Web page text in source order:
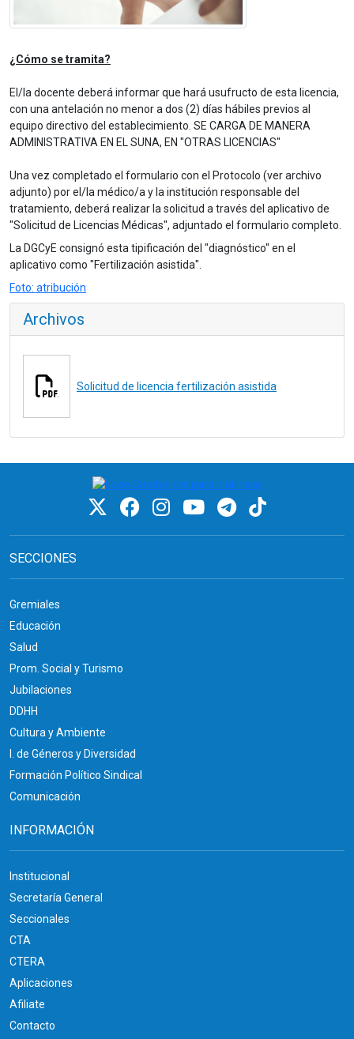
¿Cómo se tramita?
El/la docente deberá informar que hará usufructo de esta licencia,
con una antelación no menor a dos (2) días hábiles previos al
equipo directivo del establecimiento. SE CARGA DE MANERA
ADMINISTRATIVA EN EL SUNA, EN "OTRAS LICENCIAS"
Una vez completado el formulario con el Protocolo (ver archivo
adjunto) por el/la médico/a y la institución responsable del
tratamiento, deberá realizar la solicitud a través del aplicativo de
"Solicitud de Licencias Médicas", adjuntado el formulario completo.
La DGCyE consignó esta tipificación del "diagnóstico" en el
aplicativo como "Fertilización asistida".
Foto: atribución
Archivos
Solicitud de licencia fertilización asistida
SECCIONES
Gremiales
Educación
Salud
Prom. Social y Turismo
Jubilaciones
DDHH
Cultura y Ambiente
I. de Géneros y Diversidad
Formación Político Sindical
Comunicación
INFORMACIÓN
Institucional
Secretaría General
Seccionales
CTA
CTERA
Aplicaciones
Afiliate
Contacto